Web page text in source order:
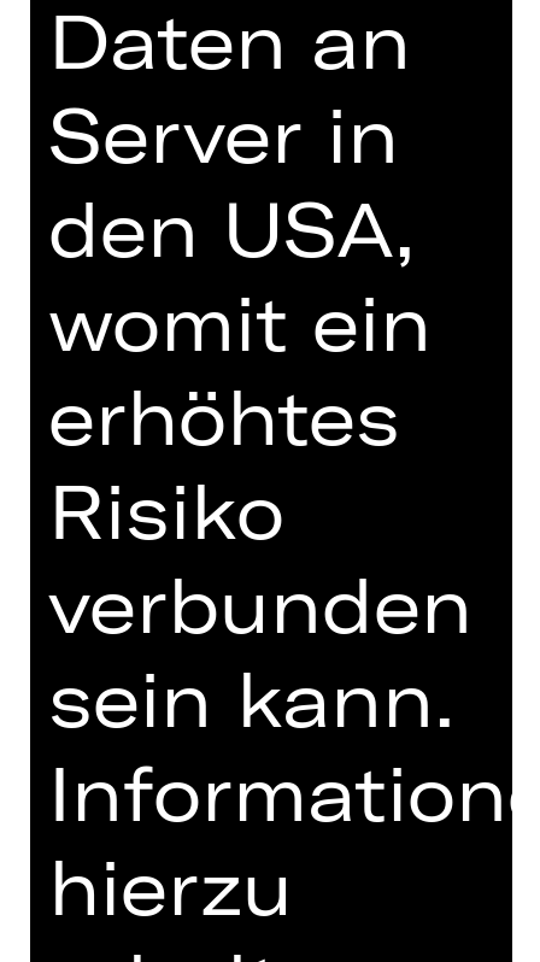
zur Online-Einführung
TERMINE UND BESETZUNG
FOTOS
MEHR DAZU IM DIGITALEN
PROGRAMMHEFT
UNTERSTÜTZUNG
Daten an
Server in
den USA,
womit ein
erhöhtes
Risiko
verbunden
sein kann.
hierzu